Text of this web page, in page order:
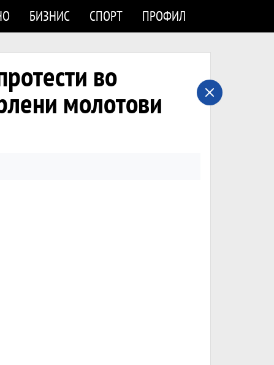
БИЗНИС СПОРТ ПРОФИЛ
во
молотови